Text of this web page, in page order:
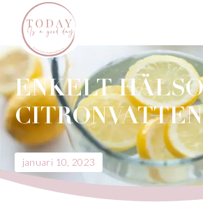
ENKELT
CITRONVATTEN
januari 10, 2023